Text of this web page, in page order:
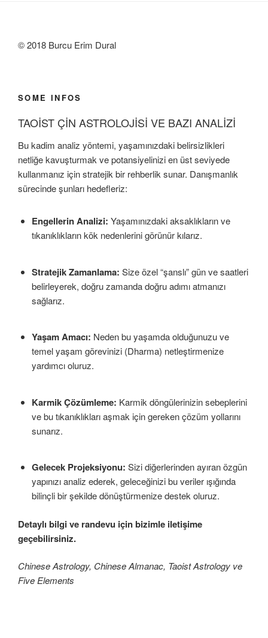
© 2018 Burcu Erim Dural
SOME INFOS
TAOİST ÇİN ASTROLOJİSİ VE BAZI ANALİZİ
Bu kadim analiz yöntemi, yaşamınızdaki belirsizlikleri
netliğe kavuşturmak ve potansiyelinizi en üst seviyede
kullanmanız için stratejik bir rehberlik sunar. Danışmanlık
sürecinde şunları hedefleriz:
Engellerin Analizi: Yaşamınızdaki aksaklıkların ve
tıkanıklıkların kök nedenlerini görünür kılarız.
Stratejik Zamanlama: Size özel “şanslı” gün ve saatleri
belirleyerek, doğru zamanda doğru adımı atmanızı
sağlarız.
Yaşam Amacı: Neden bu yaşamda olduğunuzu ve
temel yaşam görevinizi (Dharma) netleştirmenize
yardımcı oluruz.
Karmik Çözümleme: Karmik döngülerinizin sebeplerini
ve bu tıkanıklıkları aşmak için gereken çözüm yollarını
sunarız.
Gelecek Projeksiyonu: Sizi diğerlerinden ayıran özgün
yapınızı analiz ederek, geleceğinizi bu veriler ışığında
bilinçli bir şekilde dönüştürmenize destek oluruz.
Detaylı bilgi ve randevu için bizimle iletişime
geçebilirsiniz.
Chinese Astrology, Chinese Almanac, Taoist Astrology ve
Five Elements